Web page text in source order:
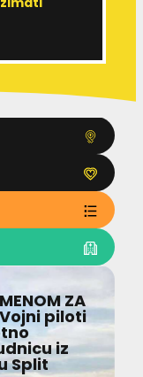
ZA
Vojni piloti
iz
Split